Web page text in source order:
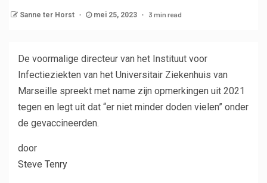
Sanne ter Horst mei 25, 2023 3 min read
De voormalige directeur van het Instituut voor
Infectieziekten van het Universitair Ziekenhuis van
Marseille spreekt met name zijn opmerkingen uit 2021
tegen en legt uit dat “er niet minder doden vielen” onder
de gevaccineerden.
door
Steve Tenry